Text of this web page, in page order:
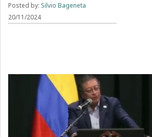
Posted by: Silvio Bageneta
20/11/2024